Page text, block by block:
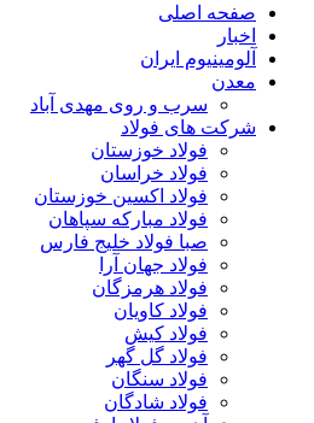
صفحه اصلی
اخبار
آلومینیوم ایران
معدن
سرب و روی مهدی آباد
شرکت های فولاد
فولاد خوزستان
فولاد خراسان
فولاد اکسین خوزستان
فولاد مبارکه سپاهان
صبا فولاد خلیج فارس
فولاد جهان آرا
فولاد هرمزگان
فولاد کاویان
فولاد کیش
فولاد گل گهر
فولاد سنگان
فولاد شادگان